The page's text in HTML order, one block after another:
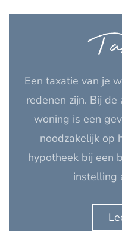
Een taxatie van je
redenen zijn. Bij
woning is een
noodzakelijk op
hypotheek bij een
instelling